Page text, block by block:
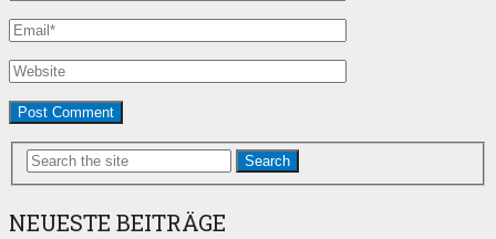
Search
NEUESTE BEITRÄGE